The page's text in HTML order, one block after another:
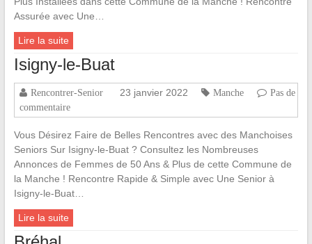
Assurée avec Une…
Lire la suite
Isigny-le-Buat
Rencontrer-Senior 23 janvier 2022 Manche
Pas de
commentaire
Vous Désirez Faire de Belles Rencontres avec des Manchoises
Seniors Sur Isigny-le-Buat ? Consultez les Nombreuses
Annonces de Femmes de 50 Ans & Plus de cette Commune de
la Manche ! Rencontre Rapide & Simple avec Une Senior à
Isigny-le-Buat…
Lire la suite